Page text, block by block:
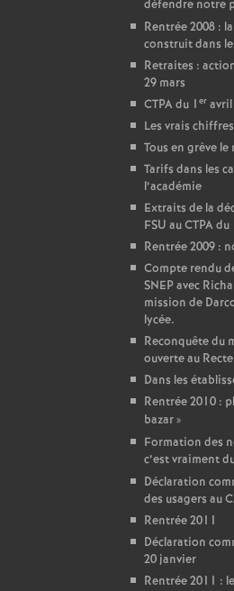
défendre notre
Rentrée 2008 :
construit dans
Retraites :
29 mars
CTPA du 1 er avril
Les vrais
Tous en grève
Tarifs dans les
l’académie
Extraits de la
FSU au CTPA
Rentrée 2009 :
Compte rendu
SNEP avec
mission de
lycée.
Reconquête du
ouverte au
Dans les
Rentrée 2010 :
bazar»
Formation des
c’est vraiment
Déclaration
des usagers au
Rentrée 2011
Déclaration
20 janvier
Rentrée 2011 :